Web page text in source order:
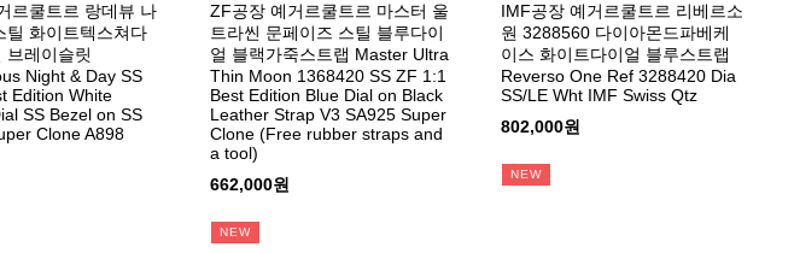
르쿨트르 랑데뷰 나
틸 화이트텍스쳐다
브레이슬릿
Night & Day SS
Edition White
SS Bezel on SS
Clone A898
ZF공장 예거르쿨트르 마스터 울
트라씬 문페이즈 스틸 블루다이
얼 블랙가죽스트랩 Master Ultra
Thin Moon 1368420 SS ZF 1:1
Best Edition Blue Dial on Black
Leather Strap V3 SA925 Super
Clone (Free rubber straps and
a tool)
662,000원
NEW
IMF공장 예거르쿨트르 리베르소
원 3288560 다이아몬드파베케
이스 화이트다이얼 블루스트랩
Reverso One Ref 3288420 Dia
SS/LE Wht IMF Swiss Qtz
802,000원
NEW